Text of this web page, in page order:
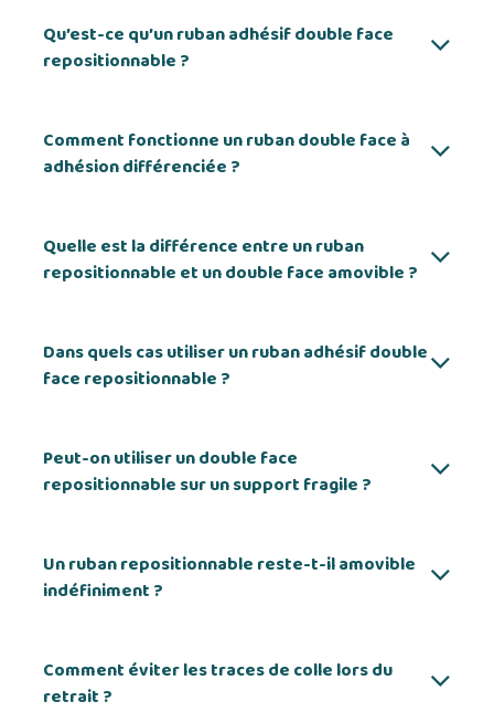
Qu’est-ce qu’un ruban adhésif double face
repositionnable ?
Comment fonctionne un ruban double face à
adhésion différenciée ?
Quelle est la différence entre un ruban
repositionnable et un double face amovible ?
Dans quels cas utiliser un ruban adhésif double
face repositionnable ?
Peut-on utiliser un double face
repositionnable sur un support fragile ?
Un ruban repositionnable reste-t-il amovible
indéfiniment ?
Comment éviter les traces de colle lors du
retrait ?